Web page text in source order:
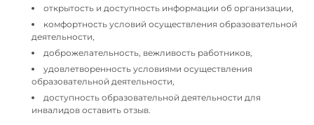
открытость и доступность информации об организации,
комфортность условий осуществления образовательной
деятельности,
доброжелательность, вежливость работников,
удовлетворенность условиями осуществления
образовательной деятельности,
доступность образовательной деятельности для
инвалидов оставить отзыв.